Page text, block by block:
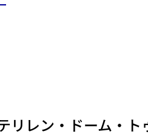
リレン・ドーム・ト